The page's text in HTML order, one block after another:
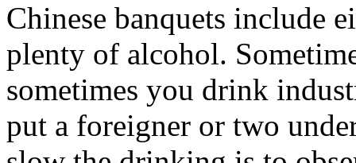
Chinese banquets include
plenty of alcohol.
sometimes you drink
put a foreigner or two